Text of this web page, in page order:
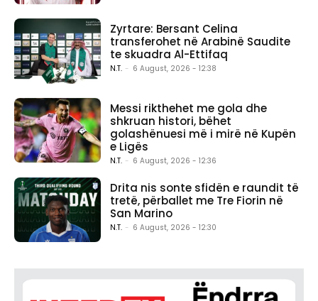
Zyrtare: Bersant Celina
transferohet në Arabinë Saudite
te skuadra Al-Ettifaq
N.T. - 6 August, 2026 - 12:38
Messi rikthehet me gola dhe
shkruan histori, bëhet
golashënuesi më i mirë në Kupën
e Ligës
N.T. - 6 August, 2026 - 12:36
Drita nis sonte sfidën e raundit të
tretë, përballet me Tre Fiorin në
San Marino
N.T. - 6 August, 2026 - 12:30